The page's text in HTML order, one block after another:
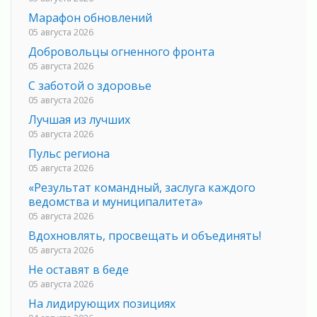
Марафон обновлений
05 августа 2026
Добровольцы огненного фронта
05 августа 2026
С заботой о здоровье
05 августа 2026
Лучшая из лучших
05 августа 2026
Пульс региона
05 августа 2026
«Результат командный, заслуга каждого
ведомства и муниципалитета»
05 августа 2026
Вдохновлять, просвещать и объединять!
05 августа 2026
Не оставят в беде
05 августа 2026
На лидирующих позициях